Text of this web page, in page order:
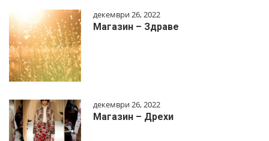
декември 26, 2022
Магазин – Здраве
декември 26, 2022
Магазин – Дрехи